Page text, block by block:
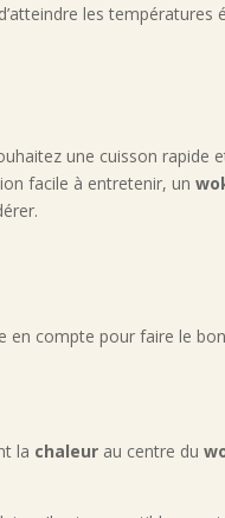
les températures
une cuisson rapide
facile à entretenir, un
en compte pour faire le
la chaleur au centre du